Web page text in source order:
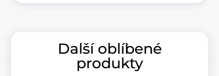
Další oblíbené
produkty